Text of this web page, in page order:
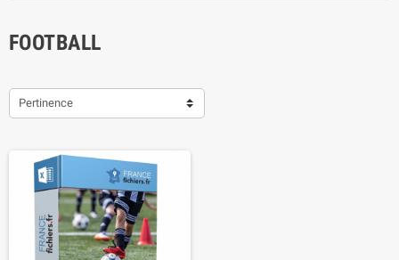
FOOTBALL
Pertinence